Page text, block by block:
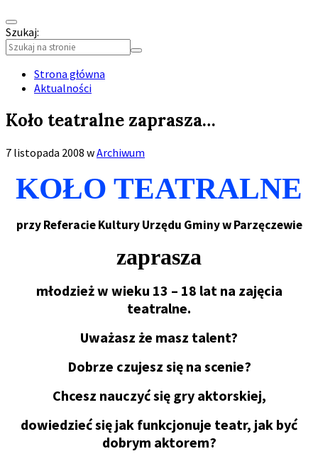
Szukaj:
search
Strona główna
Aktualności
Koło teatralne zaprasza…
7 listopada 2008 wArchiwum
KOŁO TEATRALNE
przy Referacie Kultury Urzędu Gminy w Parzęczewie
zaprasza
młodzież w wieku 13 – 18 lat na zajęcia
teatralne.
Uważasz że masz talent?
Dobrze czujesz się na scenie?
Chcesz nauczyć się gry aktorskiej,
dowiedzieć się jak funkcjonuje teatr, jak być
dobrym aktorem?